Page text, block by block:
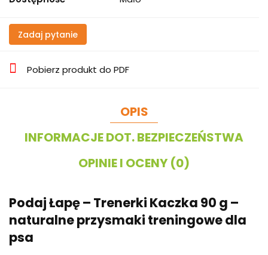
Zadaj pytanie
Pobierz produkt do PDF
OPIS
INFORMACJE DOT. BEZPIECZEŃSTWA
OPINIE I OCENY (0)
Podaj Łapę – Trenerki Kaczka 90 g –
naturalne przysmaki treningowe dla
psa